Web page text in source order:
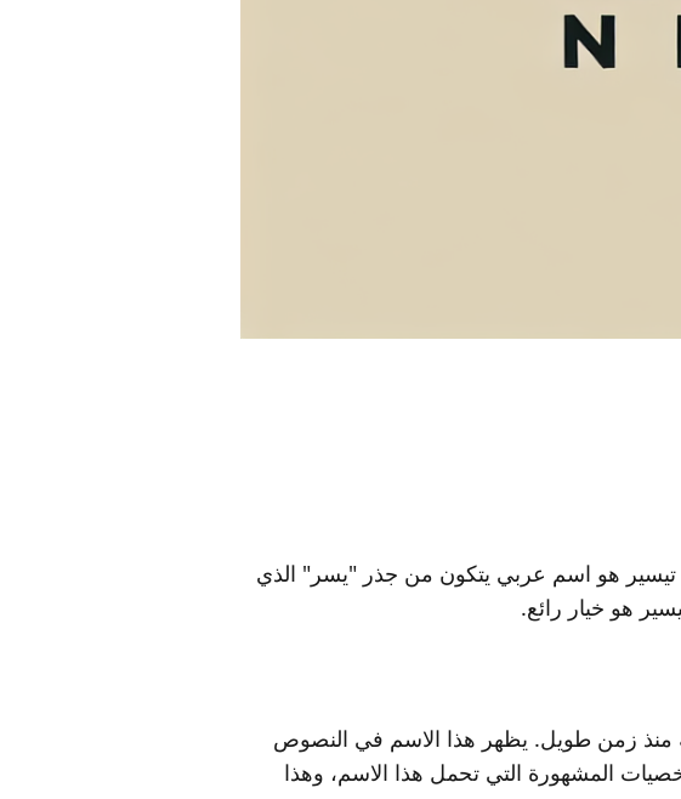
تيسير هو اسم عربي يتكون من جذر "يسر" الذي
هو خيار رائع.
منذ زمن طويل. يظهر هذا الاسم في النصوص
المشهورة التي تحمل هذا الاسم، وهذا